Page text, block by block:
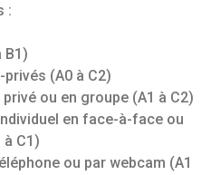
:
B1)
(A0 à C2)
ou en groupe (A1 à C2)
en face-à-face ou
C1)
ou par webcam (A1